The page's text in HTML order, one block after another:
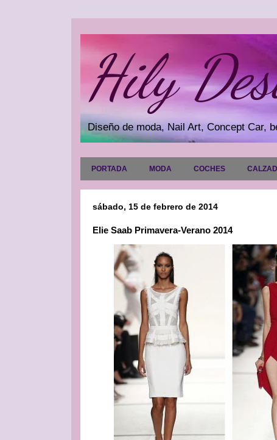
Hily
Diseño de moda, Nail Art, Concept Car,
PORTADA MODA COCHES
sábado, 15 de febrero de 2014
Elie Saab Primavera-Verano 2014